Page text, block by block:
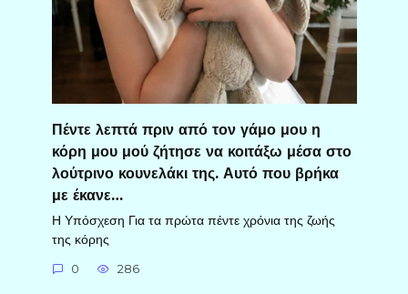
Πέντε λεπτά πριν από τον γάμο μου η
κόρη μου μού ζήτησε να κοιτάξω μέσα στο
λούτρινο κουνελάκι της. Αυτό που βρήκα
με έκανε…
Η Υπόσχεση Για τα πρώτα πέντε χρόνια της ζωής
της κόρης
0 286